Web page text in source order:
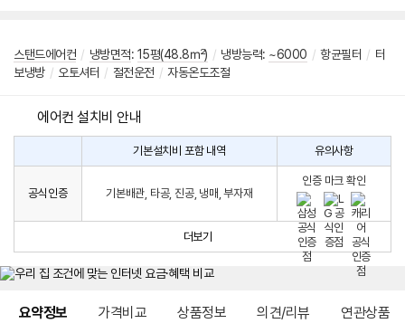
스탠드에어컨 / 냉방면적: 15평(48.8㎡) / 냉방능력: ~6000 / 항균필터 / 터
보냉방 / 오토셔터 / 절전운전 / 자동온도조절
에어컨 설치비 안내
구
시
생
는
컨
설
기본설치비 포함 내역 유의사항
공식인증 기본배관, 타공, 진공, 냉매, 부자재
인증 마크 확인
더보기
요약정보 가격비교 상품정보 의견/리뷰 연관상품